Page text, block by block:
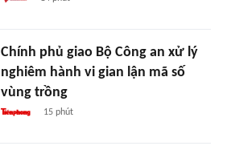
Chính phủ giao Bộ Công an xử lý
nghiêm hành vi gian lận mã số
vùng trồng
15 phút